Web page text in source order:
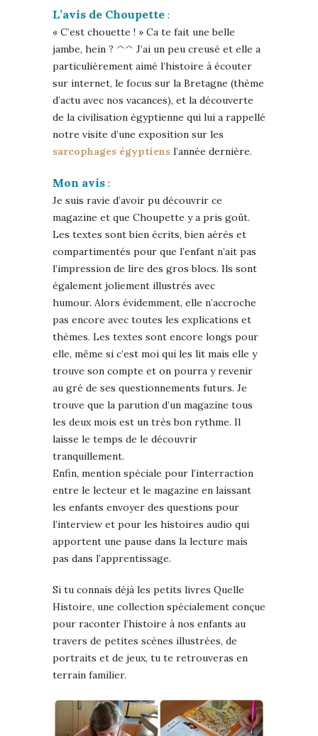
L’avis de Choupette :
« C’est chouette ! » Ca te fait une belle
jambe, hein ? ^^ J’ai un peu creusé et elle a
particulièrement aimé l’histoire à écouter
sur internet, le focus sur la Bretagne (thème
d’actu avec nos vacances), et la découverte
de la civilisation égyptienne qui lui a rappellé
notre visite d’une exposition sur les
sarcophages égyptiens l’année dernière.
Mon avis :
Je suis ravie d’avoir pu découvrir ce
magazine et que Choupette y a pris goût.
Les textes sont bien écrits, bien aérés et
compartimentés pour que l’enfant n’ait pas
l’impression de lire des gros blocs. Ils sont
également joliement illustrés avec
humour. Alors évidemment, elle n’accroche
pas encore avec toutes les explications et
thèmes. Les textes sont encore longs pour
elle, même si c’est moi qui les lit mais elle y
trouve son compte et on pourra y revenir
au gré de ses questionnements futurs. Je
trouve que la parution d’un magazine tous
les deux mois est un très bon rythme. Il
laisse le temps de le découvrir
tranquillement.
Enfin, mention spéciale pour l’interraction
entre le lecteur et le magazine en laissant
les enfants envoyer des questions pour
l’interview et pour les histoires audio qui
apportent une pause dans la lecture mais
pas dans l’apprentissage.
Si tu connais déjà les petits livres Quelle
Histoire, une collection spécialement conçue
pour raconter l’histoire à nos enfants au
travers de petites scènes illustrées, de
portraits et de jeux, tu te retrouveras en
terrain familier.